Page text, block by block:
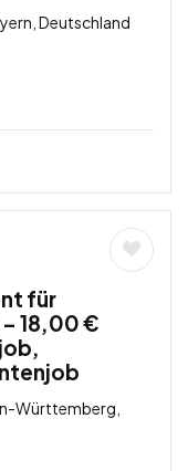
Deutschland
für
18,00 €
Württemberg,